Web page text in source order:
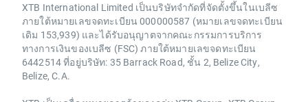
XTB International Limited เป็นบริษัทจำกัดที่จัดตั้งขึ้นในเบลีซ
ภายใต้หมายเลขจดทะเบียน 000000587 (หมายเลขจดทะเบียน
เดิม 153,939) และได้รับอนุญาตจากคณะกรรมการบริการ
ทางการเงินของเบลีซ (FSC) ภายใต้หมายเลขจดทะเบียน
6442514 ที่อยู่บริษัท: 35 Barrack Road, ชั้น 2, Belize City,
Belize, C.A.